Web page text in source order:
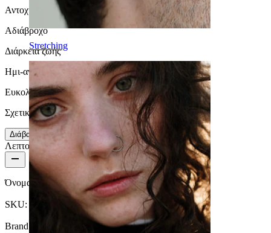
Stretching
Αντοχή Στο Νερό
Αδιάβροχο
Διάρκεια ζωής
Ημι-ανθεκτικό
Ευκολία χρήσης
Σχετικά Εύκολο
Διάβασε περισσότερα
Λεπτομέρειες προϊόντος
Όνομα: Μπανάνα από ptfe σε ποικιλία χρωμάτων
SKU:
Brand: Bodymod Essentials